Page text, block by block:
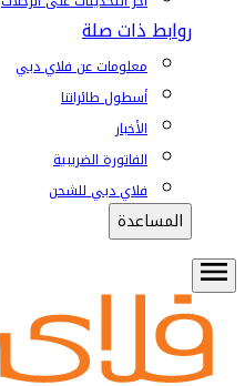
روابط ذات صلة
معلومات عن فلاي دبي
أسطول طائراتنا
الأخبار
الفاتورة الضريبية
فلاي دبي للشحن
المساعدة